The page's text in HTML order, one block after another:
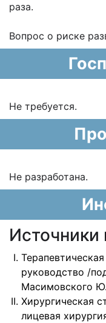
раза.
Вопрос о риске
Не требуется.
Не разработана.
Источники
руководство /
Масимовского
Хирургическая
лицевая